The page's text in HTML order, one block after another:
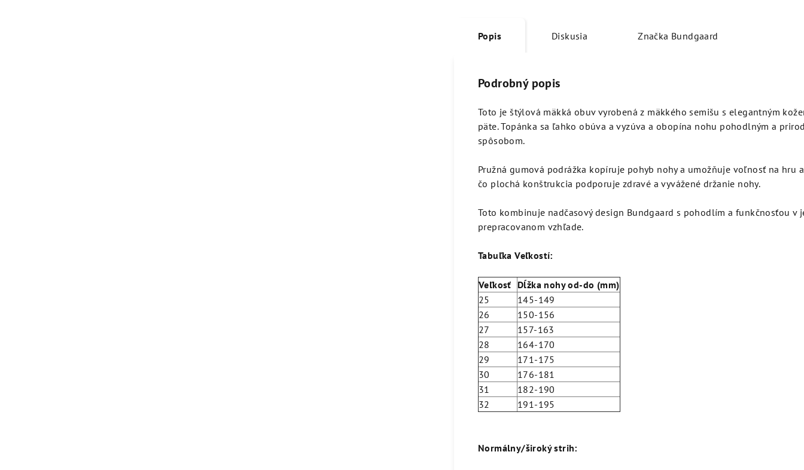
Popis Diskusia Značka Bundgaard
Podrobný popis
Toto je štýlová mäkká obuv vyrobená z mäkkého semišu s elegantným
päte. Topánka sa ľahko obúva a vyzúva a obopína nohu pohodlným a
spôsobom.
Pružná gumová podrážka kopíruje pohyb nohy a umožňuje voľnosť na hru
čo plochá konštrukcia podporuje zdravé a vyvážené držanie nohy.
Toto kombinuje nadčasový design Bundgaard s pohodlím a funkčnosťou v
prepracovanom vzhľade.
Tabuľka Veľkostí:
Veľkosť Dĺžka nohy od-do (mm)
25
145-149
26
150-156
27
157-163
28
164-170
29
171-175
30
176-181
31
182-190
32
191-195
Normálny/široký strih: